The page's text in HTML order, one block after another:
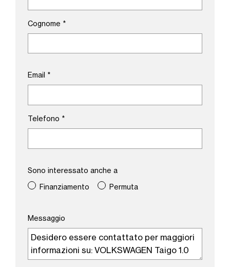
Cognome *
Email *
Telefono *
Sono interessato anche a
Finanziamento
Permuta
Messaggio